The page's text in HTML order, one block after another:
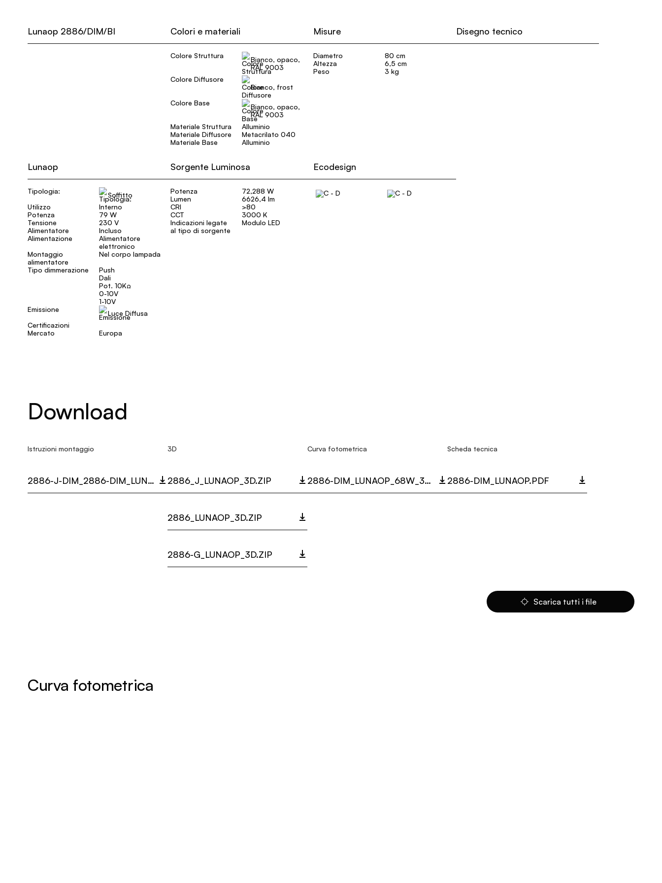
Lunaop 2886/DIM/BI Colori e materiali
Colore Struttura
Bianco, opaco,
RAL 9003
Colore Diffusore
Bianco, frost
Colore Base
Bianco, opaco,
RAL 9003
Materiale Struttura
Alluminio
Materiale Diffusore
Metacrilato 040
Materiale Base
Alluminio
Misure
Diametro
80 cm
Altezza
6,5 cm
Peso
3 kg
Disegno tecnico
Lunaop
Tipologia:
Soffitto
Utilizzo
Interno
Potenza
79 W
Tensione
230 V
Alimentatore
Incluso
Alimentazione
Alimentatore
elettronico
Montaggio
alimentatore
Nel corpo lampada
Tipo dimmerazione
Push
Dali
Pot. 10KΩ
0-10V
1-10V
Emissione
Luce Diffusa
Certificazioni
Mercato
Europa
Sorgente Luminosa
Potenza
72,288 W
Lumen
6626,4 lm
CRI
>80
CCT
3000 K
Indicazioni legate
al tipo di sorgente
Modulo LED
Ecodesign
Download
Istruzioni montaggio
2886-J-DIM_2886-DIM_LUNAOP_MULTI_LANGUAGE_9311_INST.PDF
3D
2886_J_LUNAOP_3D.ZIP
2886_LUNAOP_3D.ZIP
2886-G_LUNAOP_3D.ZIP
Curva fotometrica
2886-DIM_LUNAOP_68W_3000K_LC.ZIP
Scheda tecnica
2886-DIM_LUNAOP.PDF
Scarica tutti i file
Curva fotometrica